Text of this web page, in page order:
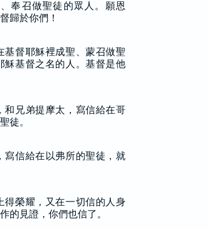
奉召做聖徒的眾人。願恩
歸於你們！
基督耶穌裡成聖、蒙召做聖
穌基督之名的人。基督是他
和兄弟提摩太，寫信給在哥
徒。
寫信給在以弗所的聖徒，就
得榮耀，又在一切信的人身
的見證，你們也信了。